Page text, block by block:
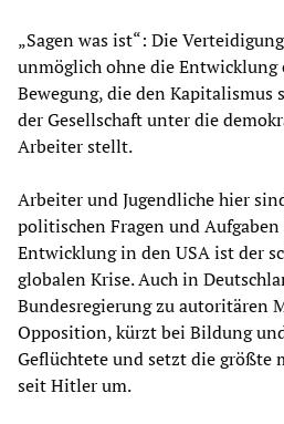
„Sagen was ist“: Die
unmöglich ohne die
Bewegung, die den
der Gesellschaft unter die
Arbeiter stellt.
Arbeiter und Jugendliche hier
politischen Fragen und
Entwicklung in den USA ist der
globalen Krise. Auch in
Bundesregierung zu autoritären
Opposition, kürzt bei Bildung
Geflüchtete und setzt die größte
seit Hitler um.